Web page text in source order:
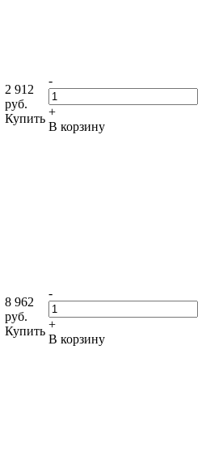
2 912
руб.
Купить
-
+
В корзину
8 962
руб.
Купить
-
+
В корзину